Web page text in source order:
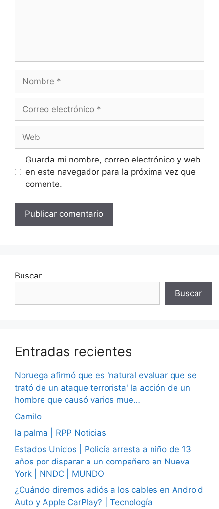
electrónico
Guarda mi nombre, correo electrónico y web
en este navegador para la próxima vez que
comente.
Buscar
Buscar
Entradas recientes
Noruega afirmó que es 'natural evaluar que se
trató de un ataque terrorista' la acción de un
hombre que causó varios mue…
Camilo
la palma | RPP Noticias
Estados Unidos | Policía arresta a niño de 13
años por disparar a un compañero en Nueva
York | NNDC | MUNDO
¿Cuándo diremos adiós a los cables en Android
Auto y Apple CarPlay? | Tecnología